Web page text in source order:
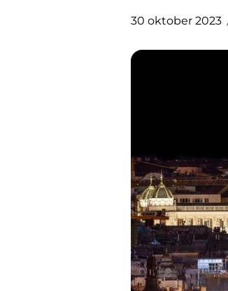
30 oktober 2023